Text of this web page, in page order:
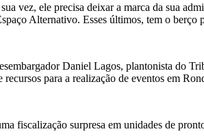
vez, ele precisa deixar a marca da sua
Alternativo. Esses últimos, tem o berço
Daniel Lagos, plantonista do
para a realização de eventos em
fiscalização surpresa em unidades de